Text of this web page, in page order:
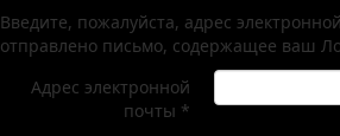
Введите, пожалуйста, адрес
отправлено письмо, содержащее ваш
Адрес электронной
почты *